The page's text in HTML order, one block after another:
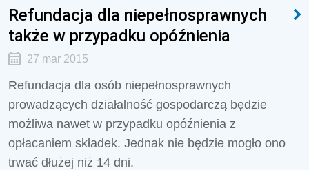
Refundacja dla niepełnosprawnych
także w przypadku opóźnienia
27 mar 2015
Refundacja dla osób niepełnosprawnych
prowadzących działalność gospodarczą będzie
możliwa nawet w przypadku opóźnienia z
opłacaniem składek. Jednak nie będzie mogło ono
trwać dłużej niż 14 dni.